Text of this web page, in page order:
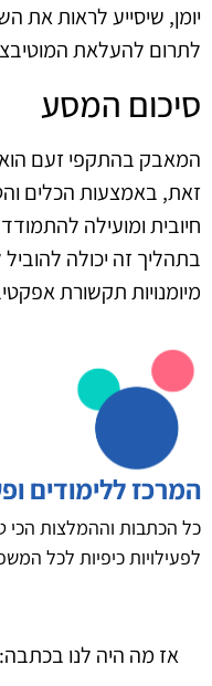
יומן, שיסייע לראות את
לתרום להעלאת
סיכום המסע
המאבק בהתקפי זעם
זאת, באמצעות הכלים
חיובית ומועילה
בתהליך זה יכולה להוביל
מיומנויות תקשורת
המרכז ללימודים
כל הכתבות וההמלצות הכי
לפעילויות כיפיות לכל
אז מה היה לנו בכתבה: